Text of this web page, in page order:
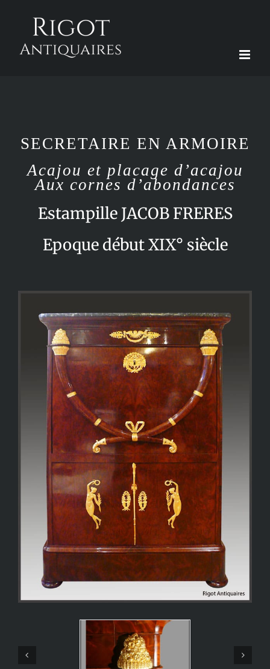
contenu
SECRETAIRE EN ARMOIRE
Acajou et placage d’acajou
Aux cornes d’abondances
Estampille JACOB FRERES
Epoque début XIX° siècle